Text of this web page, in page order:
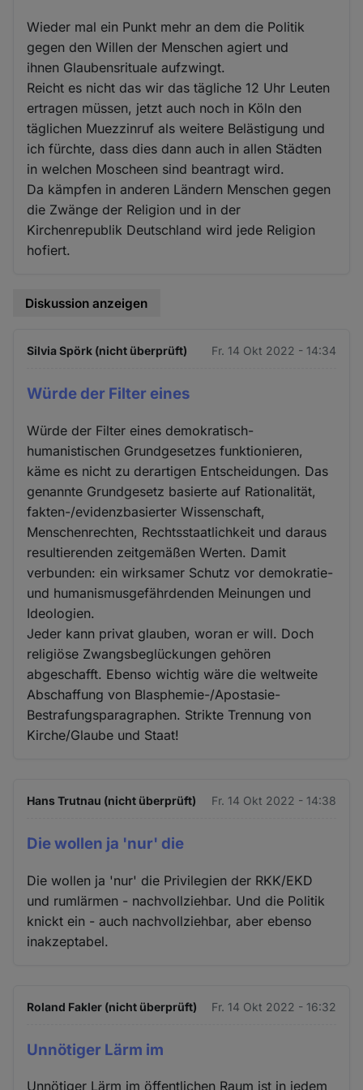
Wieder mal ein Punkt mehr an dem die Politik
gegen den Willen der Menschen agiert und
ihnen Glaubensrituale aufzwingt.
Reicht es nicht das wir das tägliche 12 Uhr Leuten
ertragen müssen, jetzt auch noch in Köln den
täglichen Muezzinruf als weitere Belästigung und
ich fürchte, dass dies dann auch in allen Städten
in welchen Moscheen sind beantragt wird.
Da kämpfen in anderen Ländern Menschen gegen
die Zwänge der Religion und in der
Kirchenrepublik Deutschland wird jede Religion
hofiert.
Diskussion anzeigen
Silvia Spörk (nicht überprüft) Fr. 14 Okt 2022 - 14:34
Würde der Filter eines
Würde der Filter eines demokratisch-
humanistischen Grundgesetzes funktionieren,
käme es nicht zu derartigen Entscheidungen. Das
genannte Grundgesetz basierte auf Rationalität,
fakten-/evidenzbasierter Wissenschaft,
Menschenrechten, Rechtsstaatlichkeit und daraus
resultierenden zeitgemäßen Werten. Damit
verbunden: ein wirksamer Schutz vor demokratie-
und humanismusgefährdenden Meinungen und
Ideologien.
Jeder kann privat glauben, woran er will. Doch
religiöse Zwangsbeglückungen gehören
abgeschafft. Ebenso wichtig wäre die weltweite
Abschaffung von Blasphemie-/Apostasie-
Bestrafungsparagraphen. Strikte Trennung von
Kirche/Glaube und Staat!
Hans Trutnau (nicht überprüft) Fr. 14 Okt 2022 - 14:38
Die wollen ja 'nur' die
Die wollen ja 'nur' die Privilegien der RKK/EKD
und rumlärmen - nachvollziehbar. Und die Politik
knickt ein - auch nachvollziehbar, aber ebenso
inakzeptabel.
Roland Fakler (nicht überprüft) Fr. 14 Okt 2022 - 16:32
Unnötiger Lärm im
Unnötiger Lärm im öffentlichen Raum ist in jedem